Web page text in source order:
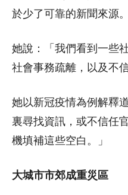
於少了可靠的新聞來源。
她說：「我們看到一些
社會事務疏離，以及不
她以新冠疫情為例解釋
裏尋找資訊，或不信任
機填補這些空白。」
大城市市郊成重災區